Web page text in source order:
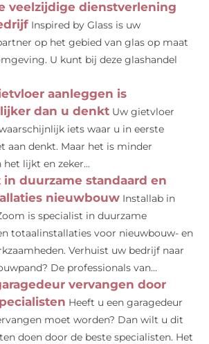
veelzijdige dienstverlening
Inspired by Glass is uw
op het gebied van glas op maat
U kunt bij deze glashandel
aanleggen is
dan u denkt Uw gietvloer
iets waar u in eerste
aan denkt. Maar het is minder
lijkt en zeker...
in duurzame standaard en
nieuwbouw Installab in
is specialist in duurzame
totaalinstallaties voor nieuwbouw- en
Verhuist uw bedrijf naar
De professionals van...
vervangen door
Heeft u een garagedeur
moet worden? Dan wilt u dit
doen door de beste specialisten. Het